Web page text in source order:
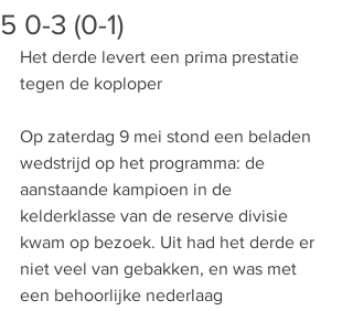
5 0-3 (0-1)
Het derde levert een prima prestatie
tegen de koploper
Op zaterdag 9 mei stond een beladen
wedstrijd op het programma: de
aanstaande kampioen in de
kelderklasse van de reserve divisie
kwam op bezoek. Uit had het derde er
niet veel van gebakken, en was met
een behoorlijke nederlaag